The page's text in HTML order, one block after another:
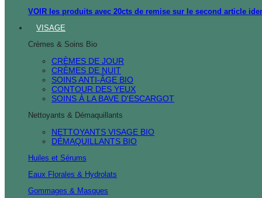
VOIR les produits avec 20cts de remise sur le second article
VISAGE
Crèmes & Soins Bio
CRÈMES DE JOUR
CRÈMES DE NUIT
SOINS ANTI-ÂGE BIO
CONTOUR DES YEUX
SOINS À LA BAVE D'ESCARGOT
Nettoyants & Démaquillants
NETTOYANTS VISAGE BIO
DÉMAQUILLANTS BIO
Huiles et Sérums
Eaux Florales & Hydrolats
Gommages & Masques